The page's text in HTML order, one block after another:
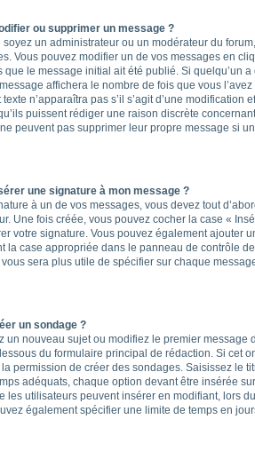
ou supprimer un message ?
un administrateur ou un modérateur du
Vous pouvez modifier un de vos messages en
que le message initial ait été publié. Si quelqu’un
affichera le nombre de fois que vous
n’apparaîtra pas s’il s’agit d’une modification
puissent rédiger une raison discrète
peuvent pas supprimer leur propre message si
une signature à mon message ?
à un de vos messages, vous devez tout
Une fois créée, vous pouvez cocher la case «
votre signature. Vous pouvez également ajouter
la case appropriée dans le panneau de contrôle
sera plus utile de spécifier sur chaque
un sondage ?
un nouveau sujet ou modifiez le premier message
du formulaire principal de rédaction. Si cet
la permission de créer des sondages. Saisissez le
adéquats, chaque option devant être insérée
les utilisateurs peuvent insérer en modifiant, lors
également spécifier une limite de temps en